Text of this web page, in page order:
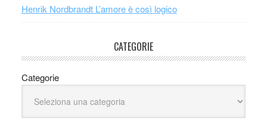
Henrik Nordbrandt L’amore è così logico
CATEGORIE
Categorie